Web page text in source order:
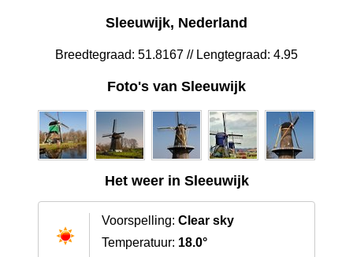
Sleeuwijk, Nederland
Breedtegraad: 51.8167 // Lengtegraad: 4.95
Foto's van Sleeuwijk
Het weer in Sleeuwijk
Voorspelling: Clear sky
Temperatuur: 18.0°